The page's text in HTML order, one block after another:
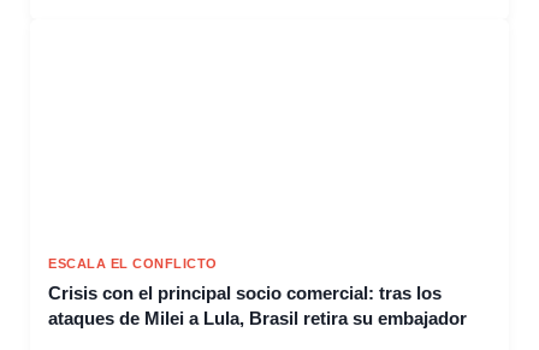
ESCALA EL CONFLICTO
Crisis con el principal socio comercial: tras los
ataques de Milei a Lula, Brasil retira su embajador